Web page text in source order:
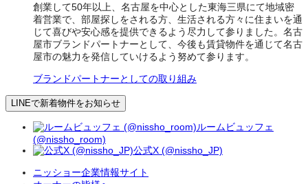
創業して50年以上、名古屋を中心とした東海三県にて地域密
着営業で、部屋探しをされる方、生活される方々に住まいを通
じて喜びや安心感を提供できるよう尽力して参りました。名古
屋市ブランドパートナーとして、今後も賃貸物件を通じて名古
屋市の魅力を発信していけるよう努めて参ります。
ブランドパートナーとしての取り組み
LINEで新着物件をお知らせ
ルームビュッフェ
(@nissho_room)
公式X (@nissho_JP)
ニッショー企業情報サイト